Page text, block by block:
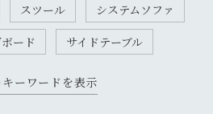
スツール
システムソファ
ード サイドテーブル
ーワードを表示